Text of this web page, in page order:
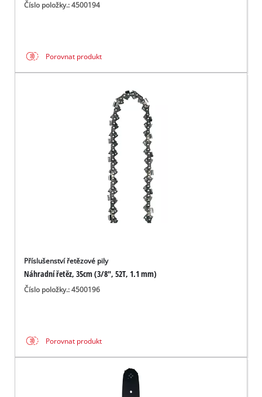
Číslo položky.: 4500194
Porovnat produkt
Příslušenství řetězové pily
Náhradní řetěz, 35cm (3/8", 52T, 1.1 mm)
Číslo položky.: 4500196
Porovnat produkt